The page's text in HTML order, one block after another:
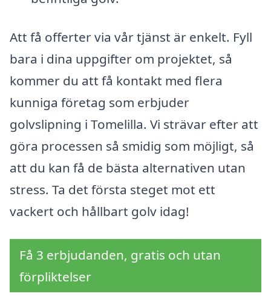
Att få offerter via vår tjänst är enkelt. Fyll
bara i dina uppgifter om projektet, så
kommer du att få kontakt med flera
kunniga företag som erbjuder
golvslipning i Tomelilla. Vi strävar efter att
göra processen så smidig som möjligt, så
att du kan få de bästa alternativen utan
stress. Ta det första steget mot ett
vackert och hållbart golv idag!
Få 3 erbjudanden, gratis och utan
förpliktelser